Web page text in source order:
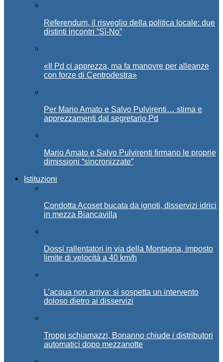
Referendum, il risveglio della politica locale: due
distinti incontri “Sì-No”
«Il Pd ci apprezza, ma fa manovre per alleanze
con forze di Centrodestra»
Per Mario Amato e Salvo Pulvirenti… stima e
apprezzamenti dal segretario Pd
Mario Amato e Salvo Pulvirenti firmano le proprie
dimissioni “sincronizzate”
Istituzioni
Condotta Acoset bucata da ignoti, disservizi idrici
in mezza Biancavilla
Dossi rallentatori in via della Montagna, imposto
limite di velocità a 40 km/h
L’acqua non arriva: si sospetta un intervento
doloso dietro ai disservizi
Troppi schiamazzi, Bonanno chiude i distributori
automatici dopo mezzanotte